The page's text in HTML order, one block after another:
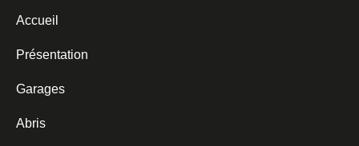
Accueil
Présentation
Garages
Abris